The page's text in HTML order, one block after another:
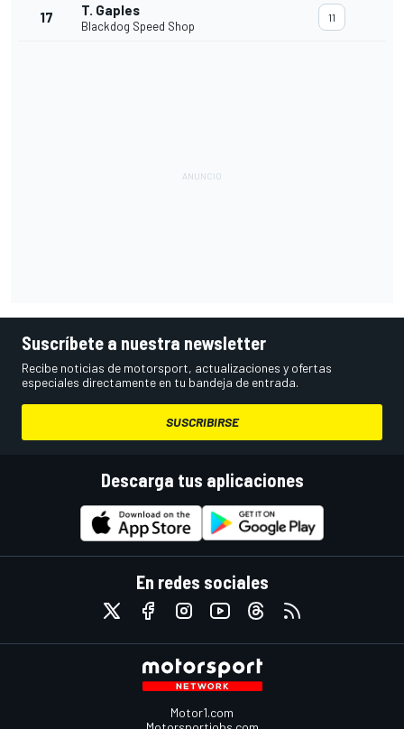
17 T. Gaples
Blackdog Speed Shop
11
Suscríbete a nuestra newsletter
Recibe noticias de motorsport, actualizaciones y ofertas
especiales directamente en tu bandeja de entrada.
SUSCRIBIRSE
Descarga tus aplicaciones
En redes sociales
Motor1.com